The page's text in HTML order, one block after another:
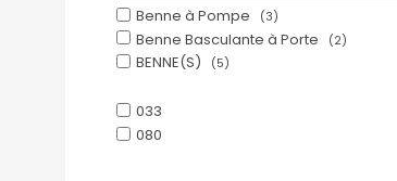
Benne à Pompe (3)
Benne Basculante à Porte (2)
BENNE(S) (5)
033
080